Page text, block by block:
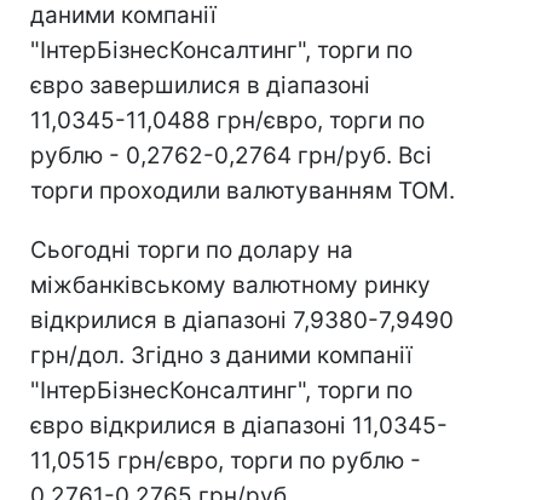
даними компанії
"ІнтерБізнесКонсалтинг", торги по
євро завершилися в діапазоні
11,0345-11,0488 грн/євро, торги по
рублю - 0,2762-0,2764 грн/руб. Всі
торги проходили валютуванням ТОМ.
Сьогодні торги по долару на
міжбанківському валютному ринку
відкрилися в діапазоні 7,9380-7,9490
грн/дол. Згідно з даними компанії
"ІнтерБізнесКонсалтинг", торги по
євро відкрилися в діапазоні 11,0345-
11,0515 грн/євро, торги по рублю -